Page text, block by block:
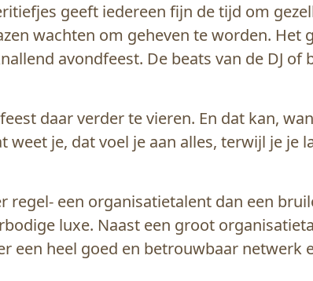
geeft iedereen fijn de tijd om
wachten om geheven te worden. Het
avondfeest. De beats van de DJ
daar verder te vieren. En dat kan,
je, dat voel je aan alles, terwijl je je
een organisatietalent dan een
luxe. Naast een groot
een heel goed en betrouwbaar netwerk